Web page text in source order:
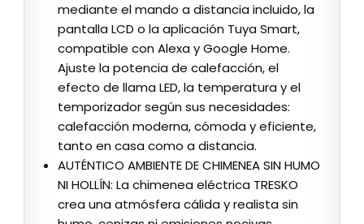
mediante el mando a distancia incluido, la
pantalla LCD o la aplicación Tuya Smart,
compatible con Alexa y Google Home.
Ajuste la potencia de calefacción, el
efecto de llama LED, la temperatura y el
temporizador según sus necesidades:
calefacción moderna, cómoda y eficiente,
tanto en casa como a distancia.
AUTÉNTICO AMBIENTE DE CHIMENEA SIN HUMO
NI HOLLÍN: La chimenea eléctrica TRESKO
crea una atmósfera cálida y realista sin